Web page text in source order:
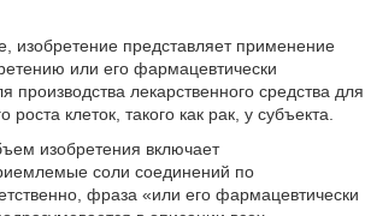
изобретение представляет применение
или его фармацевтически
производства лекарственного средства для
клеток, такого как рак, у субъекта.
изобретения включает
соли соединений по
фраза «или его фармацевтически